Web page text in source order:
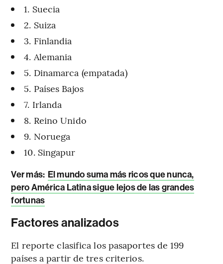
1. Suecia
2. Suiza
3. Finlandia
4. Alemania
5. Dinamarca (empatada)
5. Países Bajos
7. Irlanda
8. Reino Unido
9. Noruega
10. Singapur
Ver más: El mundo suma más ricos que nunca,
pero América Latina sigue lejos de las grandes
fortunas
Factores analizados
El reporte clasifica los pasaportes de 199
países a partir de tres criterios.